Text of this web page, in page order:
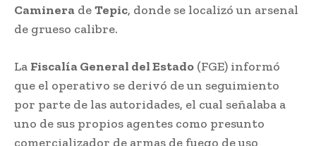
Caminera deTepic, donde se localizó un arsenal
de grueso calibre.
La Fiscalía General del Estado (FGE) informó
que el operativo se derivó de un seguimiento
por parte de las autoridades, el cual señalaba a
uno de sus propios agentes como presunto
comercializador de armas de fuego de uso